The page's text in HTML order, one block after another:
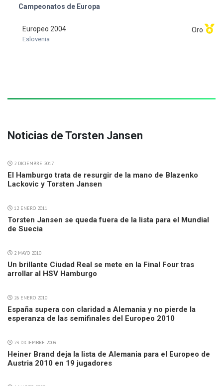
Campeonatos de Europa
Europeo 2004
Eslovenia
Oro
Noticias de Torsten Jansen
2 DICIEMBRE 2017
El Hamburgo trata de resurgir de la mano de Blazenko
Lackovic y Torsten Jansen
12 ENERO 2011
Torsten Jansen se queda fuera de la lista para el Mundial
de Suecia
2 MAYO 2010
Un brillante Ciudad Real se mete en la Final Four tras
arrollar al HSV Hamburgo
26 ENERO 2010
España supera con claridad a Alemania y no pierde la
esperanza de las semifinales del Europeo 2010
23 DICIEMBRE 2009
Heiner Brand deja la lista de Alemania para el Europeo de
Austria 2010 en 19 jugadores